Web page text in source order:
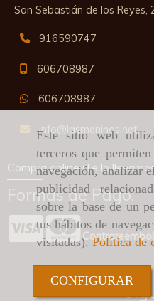
Este sitio web
terceros que
navegación, analizar
publicidad
sobre la base de un
tus hábitos de
visitadas).Política de
CONFIGURAR
San Sebastián de los Reyes,
916590747
606708987
606708987
info lasmeninas.net
Compra online ¡Te lo
Formas de Pago: